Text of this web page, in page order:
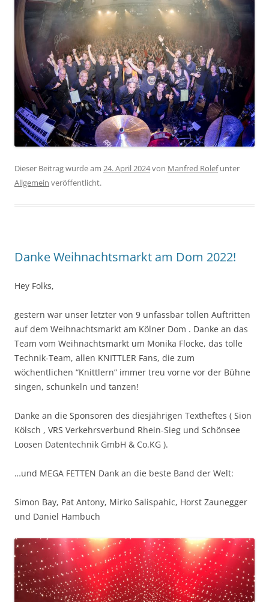
Dieser Beitrag wurde am 24. April 2024von Manfred Rolefunter
Allgemein veröffentlicht.
Danke Weihnachtsmarkt am Dom 2022!
Hey Folks,
gestern war unser letzter von 9 unfassbar tollen Auftritten
auf dem Weihnachtsmarkt am Kölner Dom . Danke an das
Team vom Weihnachtsmarkt um Monika Flocke, das tolle
Technik-Team, allen KNITTLER Fans, die zum
wöchentlichen “Knittlern” immer treu vorne vor der Bühne
singen, schunkeln und tanzen!
Danke an die Sponsoren des diesjährigen Textheftes ( Sion
Kölsch , VRS Verkehrsverbund Rhein-Sieg und Schönsee
Loosen Datentechnik GmbH & Co.KG ).
…und MEGA FETTEN Dank an die beste Band der Welt:
Simon Bay, Pat Antony, Mirko Salispahic, Horst Zaunegger
und Daniel Hambuch